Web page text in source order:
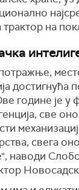
трактор на
достигнућа
године је у
све
свега
наводи